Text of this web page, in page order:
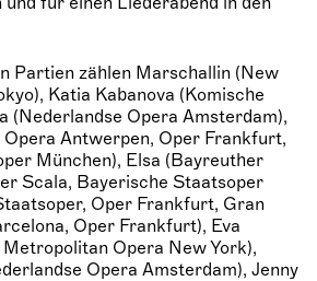
Partien zählen Marschallin (New
Katia Kabanova (Komische
(Nederlandse Opera Amsterdam),
Opera Antwerpen, Oper Frankfurt,
München), Elsa (Bayreuther
Scala, Bayerische Staatsoper
Oper Frankfurt, Gran
Oper Frankfurt), Eva
Opera New York),
Opera Amsterdam), Jenny